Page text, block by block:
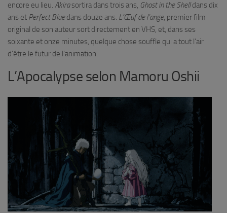
encore eu lieu. Akirasortira dans trois ans, Ghost in the Shelldans dix
ans et Perfect Bluedans douze ans. L’Œuf de l’ange, premier film
original de son auteur sort directement en VHS, et, dans ses
soixante et onze minutes, quelque chose souffle qui a tout l’air
d’être le futur de l’animation.
L’Apocalypse selon Mamoru Oshii